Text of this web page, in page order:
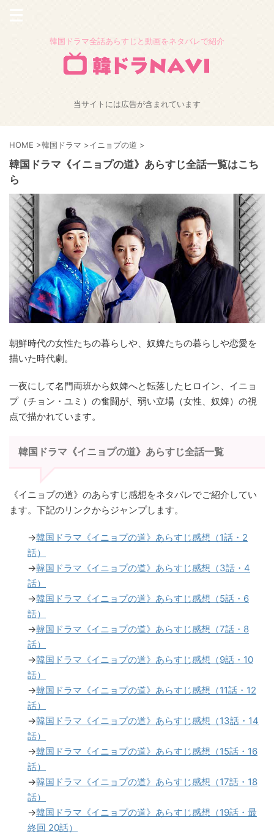
韓国ドラマ全話あらすじと動画をネタバレで紹介
当サイトには広告が含まれています
HOME >韓国ドラマ >イニョプの道 >
韓国ドラマ《イニョプの道》あらすじ全話一覧はこち
ら
朝鮮時代の女性たちの暮らしや、奴婢たちの暮らしや恋愛を
描いた時代劇。
一夜にして名門両班から奴婢へと転落したヒロイン、イニョ
プ（チョン・ユミ）の奮闘が、弱い立場（女性、奴婢）の視
点で描かれています。
韓国ドラマ《イニョプの道》あらすじ全話一覧
《イニョプの道》のあらすじ感想をネタバレでご紹介してい
ます。下記のリンクからジャンプします。
→韓国ドラマ《イニョプの道》あらすじ感想（1話・2
話）
→韓国ドラマ《イニョプの道》あらすじ感想（3話・4
話）
→韓国ドラマ《イニョプの道》あらすじ感想（5話・6
話）
→韓国ドラマ《イニョプの道》あらすじ感想（7話・8
話）
→韓国ドラマ《イニョプの道》あらすじ感想（9話・10
話）
→韓国ドラマ《イニョプの道》あらすじ感想（11話・12
話）
→韓国ドラマ《イニョプの道》あらすじ感想（13話・14
話）
→韓国ドラマ《イニョプの道》あらすじ感想（15話・16
話）
→韓国ドラマ《イニョプの道》あらすじ感想（17話・18
話）
→韓国ドラマ《イニョプの道》あらすじ感想（19話・最
終回 20話）